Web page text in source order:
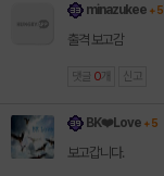
minazukee + 5
출격 보고감
댓글 0 개 신고
BK❤️Love + 5
보고갑니다.